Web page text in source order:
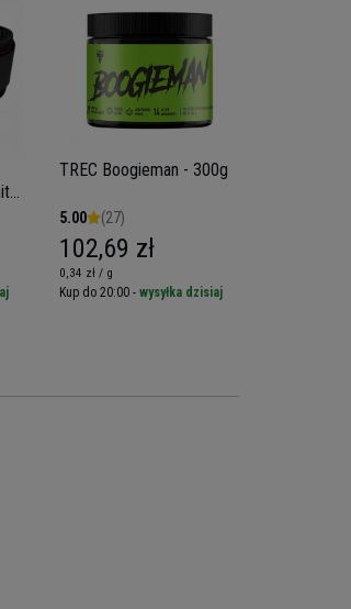
TREC Boogieman - 300g
5.00 (27)
102,69 zł
0,34 zł / g
Kup do 20:00 - wysyłka dzisiaj